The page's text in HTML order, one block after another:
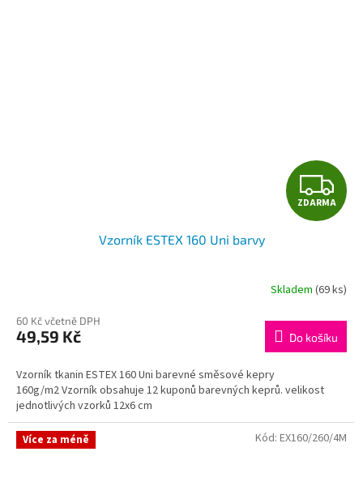
Z
D
R
M
A
ZDARMA
Vzorník ESTEX 160 Uni barvy
Skladem (69 ks)
60 Kč včetně DPH
49,59 Kč Do košíku
Vzorník tkanin ESTEX 160 Uni barevné směsové kepry
160g/m2 Vzorník obsahuje 12 kuponů barevných keprů. velikost
jednotlivých vzorků 12x6 cm
Více za méně Kód: EX160/260/4M